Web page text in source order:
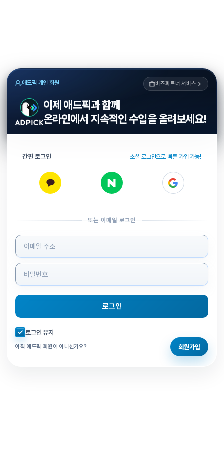
애드픽 개인 회원 비즈파트너 서비스
이제 애드픽과 함께
온라인에서 지속적인 수입을 올려보세요!
간편 로그인 소셜 로그인으로 빠른 가입 가능!
또는 이메일 로그인
로그인 정보 입력
로그인
자동로그인 체크
로그인 유지
아직 애드픽 회원이 아니신가요? 회원가입